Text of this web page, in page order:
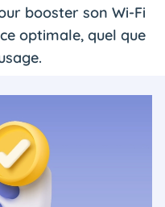
booster son Wi-Fi
optimale, quel que